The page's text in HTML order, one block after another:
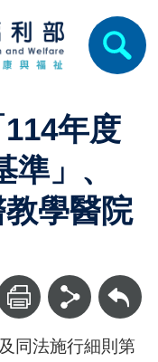
年度
」、
教學醫院
回上一頁
同法施行細則第